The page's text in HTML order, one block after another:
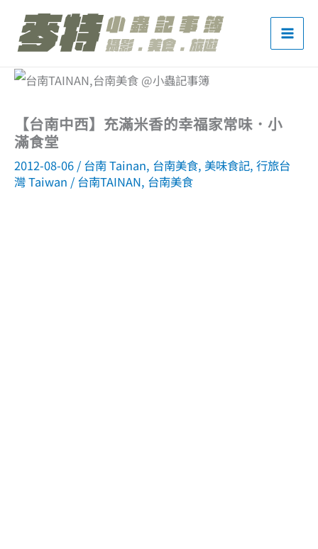
【台南中西】充滿米香的幸福家常味．小
滿食堂
2012-08-06 / 台南 Tainan, 台南美食, 美味食記, 行旅台
灣 Taiwan / 台南TAINAN, 台南美食